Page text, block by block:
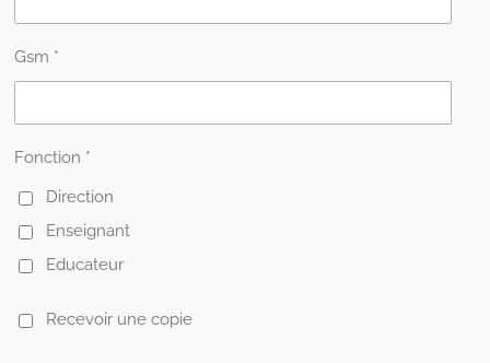
Gsm *
Fonction *
Direction
Enseignant
Educateur
Recevoir une copie